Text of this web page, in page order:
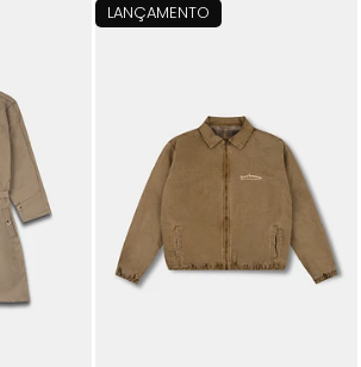
LANÇAMENTO